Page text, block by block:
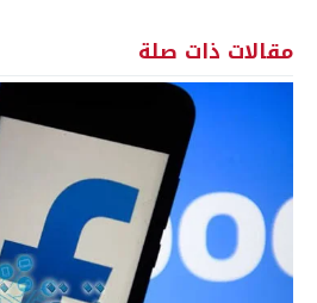
مقالات ذات صلة